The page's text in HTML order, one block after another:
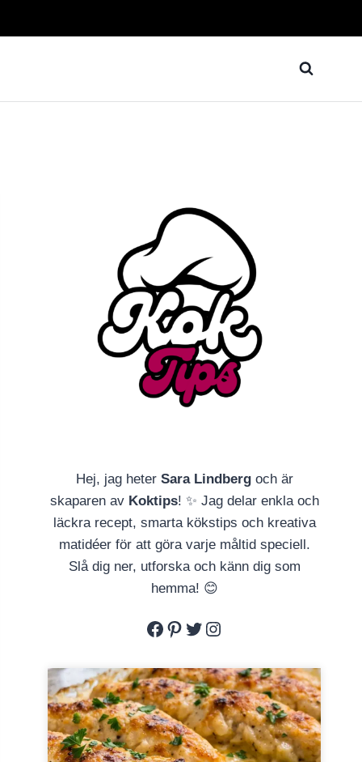
Hej, jag heter Sara Lindbergoch är
skaparen av Koktips! ✨ Jag delar enkla och
läckra recept, smarta kökstips och kreativa
matidéer för att göra varje måltid speciell.
Slå dig ner, utforska och känn dig som
hemma! 😊
Facebook
Pinterest
Twitter
Instagram